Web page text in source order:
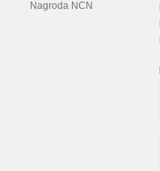
Nagroda NCN